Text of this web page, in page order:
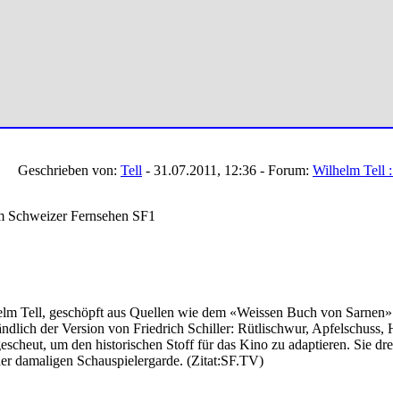
Geschrieben von: Tell - 31.07.2011, 12:36 - Forum: Wilhelm Tell
Schweizer Fernsehen SF1
Tell, geschöpft aus Quellen wie dem «Weissen Buch von
der Version von Friedrich Schiller: Rütlischwur, Apfelschuss,
um den historischen Stoff für das Kino zu adaptieren. Sie
damaligen Schauspielergarde. (Zitat:SF.TV)